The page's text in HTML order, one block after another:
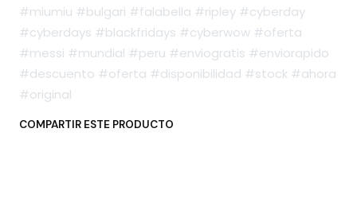
#miumiu #bulgari #falabella #ripley #cyberday
#cyberdays #blackfridays #cyberwow #oferta
#messi #mundial #peru #enviogratis #enviorapido
#descuento #oferta #disponibilidad #stock #ahora
#original
COMPARTIR ESTE PRODUCTO